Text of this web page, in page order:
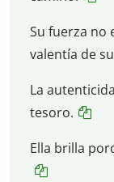
Su fuerza no
valentía de
La
tesoro.
Ella brilla